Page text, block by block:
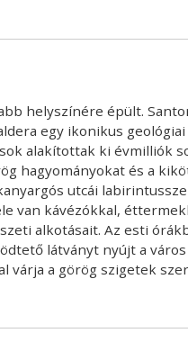
helyszínére épült.
egy ikonikus
alakítottak ki évmilliók
hagyományokat és a
utcái
van kávézókkal,
alkotásait. Az esti
látványt nyújt a
várja a görög szigetek